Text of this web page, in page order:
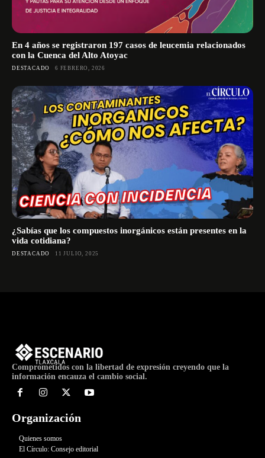
En 4 años se registraron 197 casos de leucemia relacionados
con la Cuenca del Alto Atoyac
DESTACADO 6 FEBRERO, 2026
¿Sabías que los compuestos inorgánicos están presentes en la
vida cotidiana?
DESTACADO 11 JULIO, 2025
Comprometidos con la libertad de expresión creyendo que la
información encauza el cambio social.
Organización
Quienes somos
El Círculo: Consejo editorial